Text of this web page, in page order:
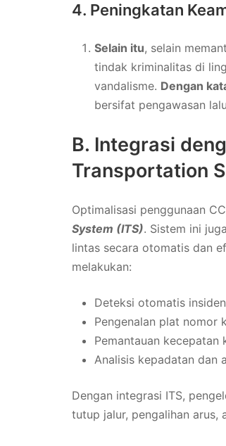
4. Peningkatan
Selain itu, selain
tindak kriminalitas di
vandalisme. Dengan
bersifat pengawasan
B. Integrasi
Transportation
Optimalisasi penggunaan
System (ITS). Sistem ini
lintas secara otomatis dan
melakukan:
Deteksi otomatis
Pengenalan plat nomor
Pemantauan kecepatan
Analisis kepadatan dan
Dengan integrasi ITS,
tutup jalur, pengalihan arus,